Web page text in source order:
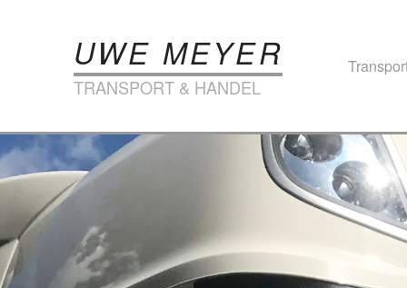
UWE MEYER
TRANSPORT & HANDEL